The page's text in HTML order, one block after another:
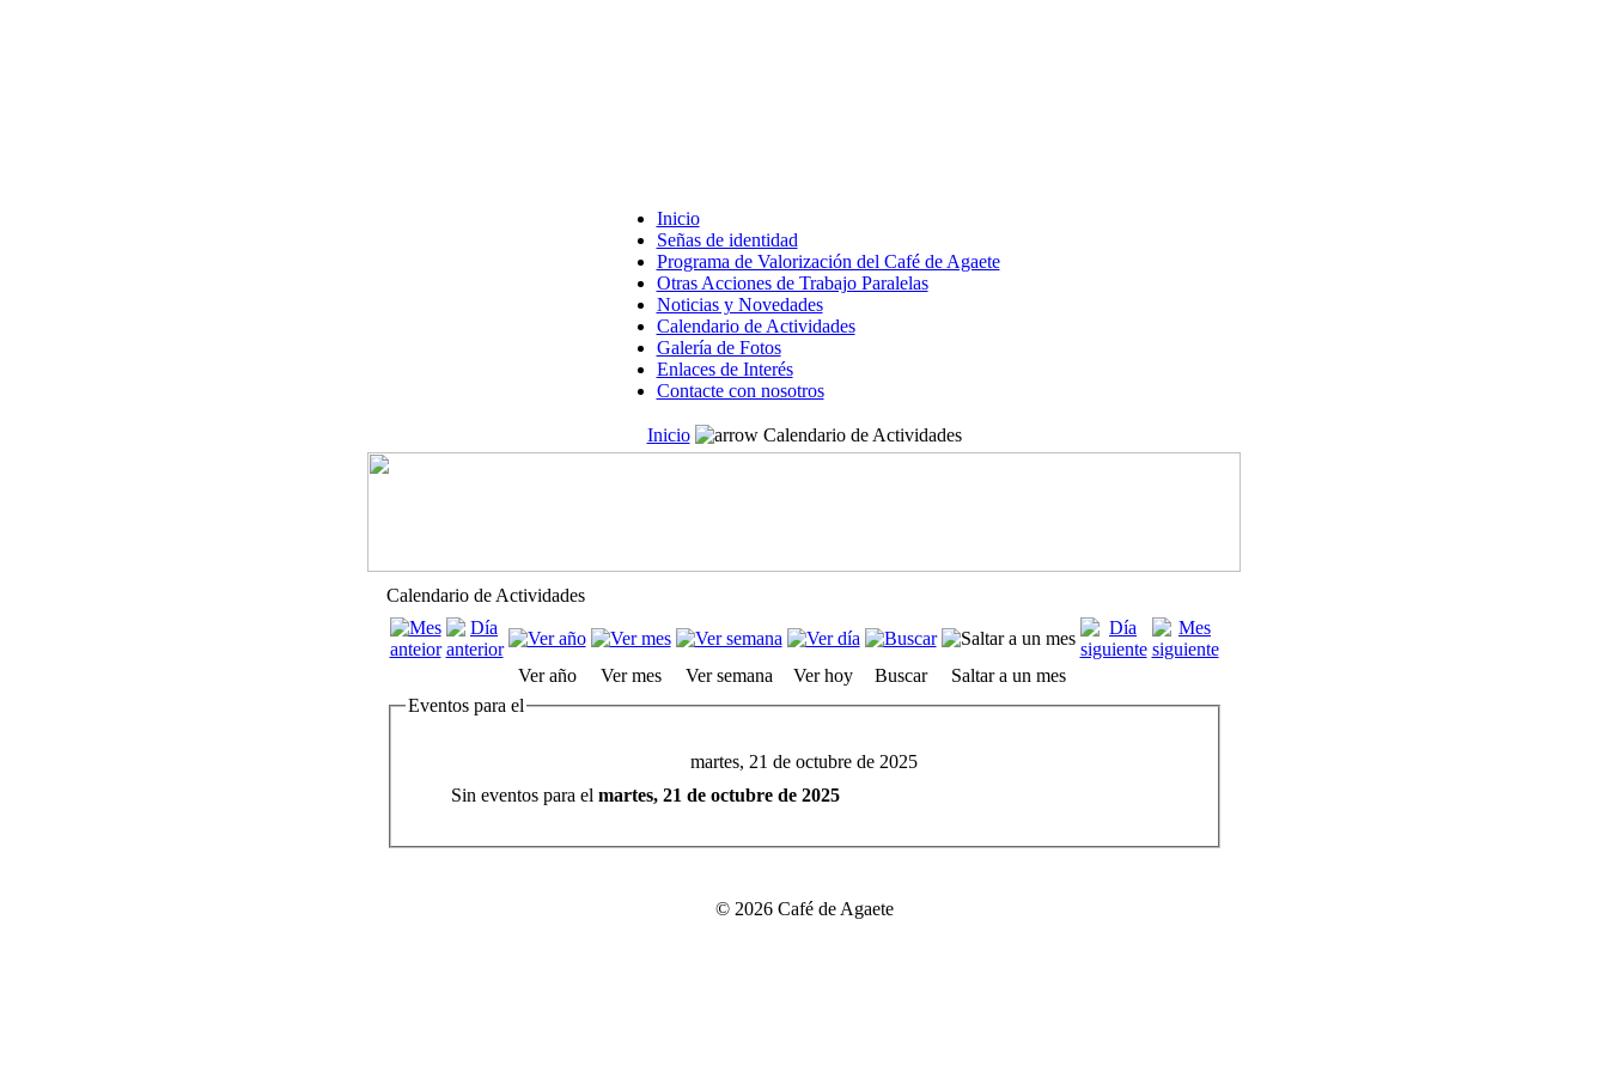
Inicio
Señas de identidad
Programa de Valorización del Café de Agaete
Otras Acciones de Trabajo Paralelas
Noticias y Novedades
Calendario de Actividades
Galería de Fotos
Enlaces de Interés
Contacte con nosotros
Inicio Calendario de Actividades
Calendario de Actividades
Ver año Ver mes Ver semana Ver hoy Buscar
Saltar a un mes
Eventos para el
martes, 21 de octubre de 2025
Sin eventos para el martes, 21 de octubre de 2025
© 2026 Café de Agaete